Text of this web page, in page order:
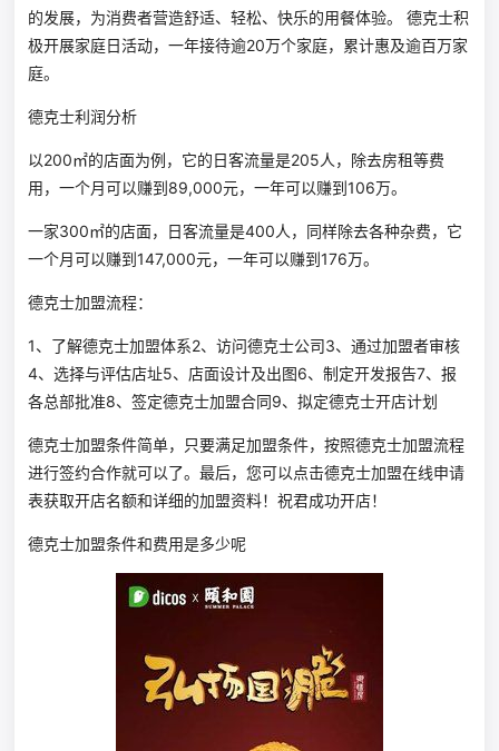
的发展，为消费者营造舒适、轻松、快乐的用餐体验。 德克士积
极开展家庭日活动，一年接待逾20万个家庭，累计惠及逾百万家
庭。
德克士利润分析
以200㎡的店面为例，它的日客流量是205人，除去房租等费
用，一个月可以赚到89,000元，一年可以赚到106万。
一家300㎡的店面，日客流量是400人，同样除去各种杂费，它
一个月可以赚到147,000元，一年可以赚到176万。
德克士加盟流程：
1、了解德克士加盟体系2、访问德克士公司3、通过加盟者审核
4、选择与评估店址5、店面设计及出图6、制定开发报告7、报
各总部批准8、签定德克士加盟合同9、拟定德克士开店计划
德克士加盟条件简单，只要满足加盟条件，按照德克士加盟流程
进行签约合作就可以了。最后，您可以点击德克士加盟在线申请
表获取开店名额和详细的加盟资料！祝君成功开店！
德克士加盟条件和费用是多少呢